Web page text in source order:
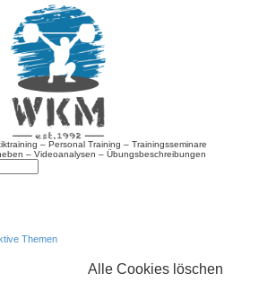
– Personal Training – Trainingsseminare
– Videoanalysen – Übungsbeschreibungen
Themen
Alle Cookies löschen